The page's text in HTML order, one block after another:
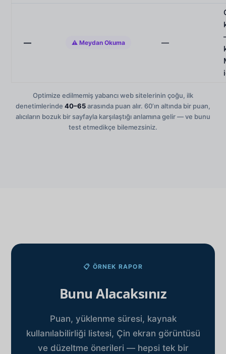
— ⚠ Meydan Okuma —
Optimize edilmemiş yabancı web sitelerinin çoğu, ilk
denetimlerinde 40–65arasında puan alır. 60’ın altında bir puan,
alıcıların bozuk bir sayfayla karşılaştığı anlamına gelir — ve bunu
test etmedikçe bilemezsiniz.
📋 ÖRNEK RAPOR
Bunu Alacaksınız
Puan, yüklenme süresi, kaynak
kullanılabilirliği listesi, Çin ekran görüntüsü
ve düzeltme önerileri — hepsi tek bir